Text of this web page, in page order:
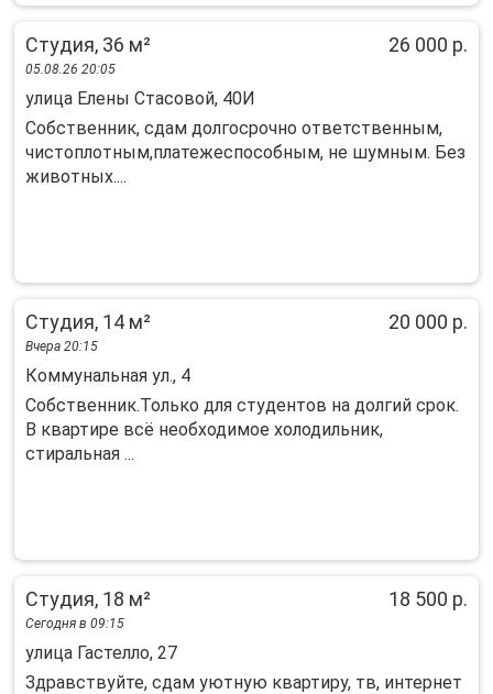
Студия, 36 м² 26 000 р.
05.08.26 20:05
улица Елены Стасовой, 40И
Собственник, сдам долгосрочно ответственным,
чистоплотным,платежеспособным, не шумным. Без
животных....
Студия, 14 м² 20 000 р.
Вчера 20:15
Коммунальная ул., 4
Собственник.Только для студентов на долгий срок.
В квартире всё необходимое холодильник,
стиральная ...
Студия, 18 м² 18 500 р.
Сегодня в 09:15
улица Гастелло, 27
Здравствуйте, сдам уютную квартиру, тв, интернет